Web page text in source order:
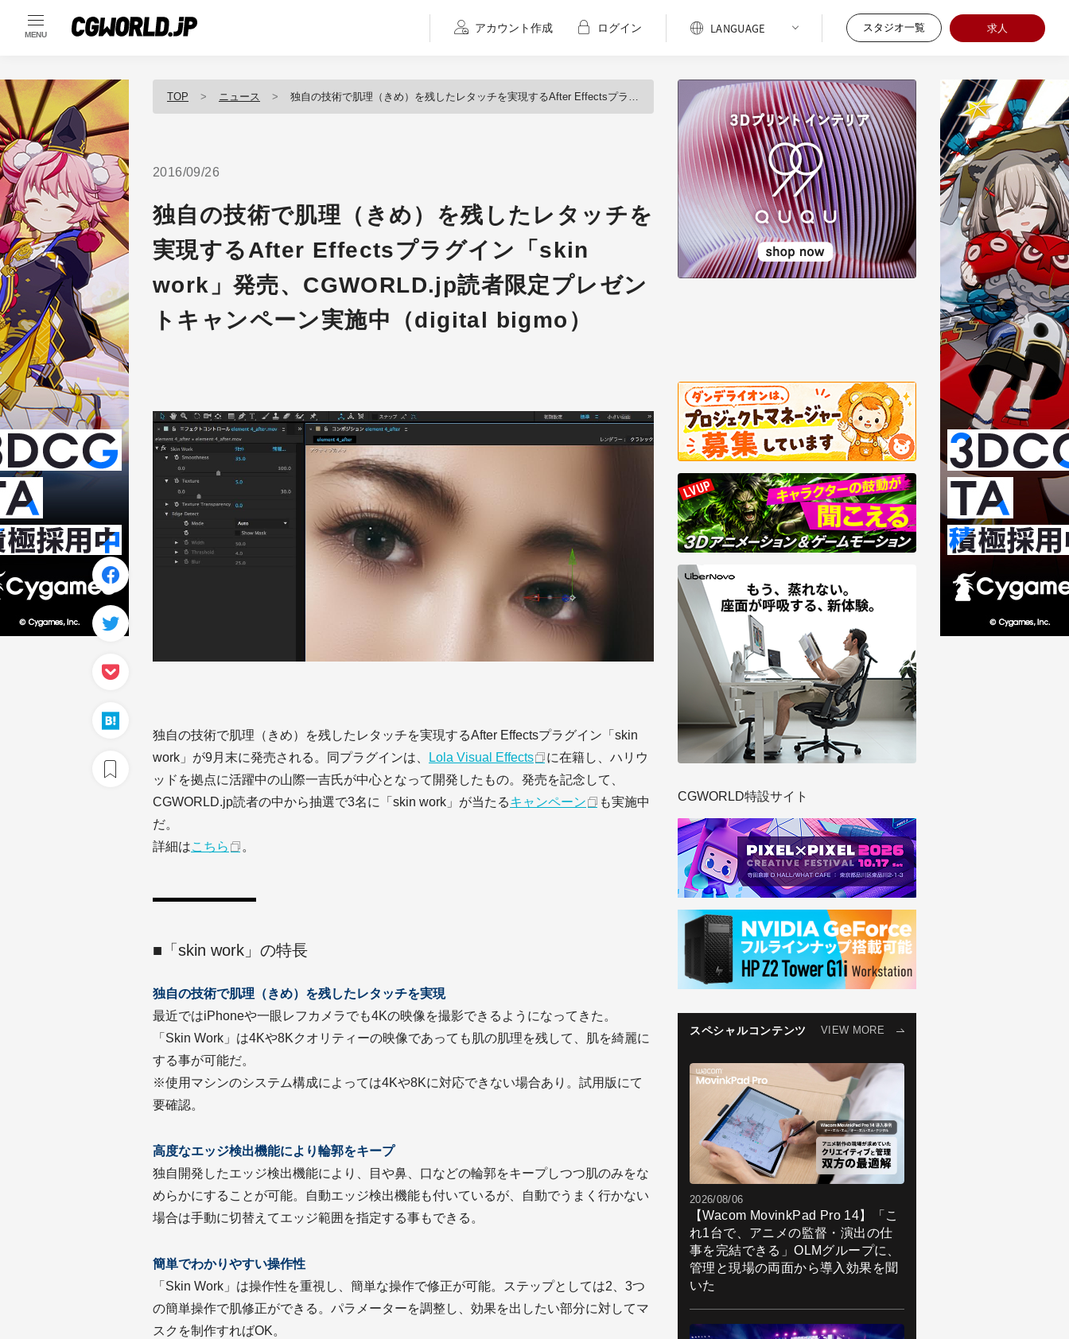
MENU
アカウント作成 ログイン スタジオ一覧 求人
TOP ニュース 独自の技術で肌理（きめ）を残したレタッチを実現するAfter Effectsプラグイン「skin work」発売、CGWORLD.jp読者限定プレゼントキャンペーン実施中（digital bigmo）
2016/09/26
独自の技術で肌理（きめ）を残したレタッチを
実現するAfter Effectsプラグイン「skin
work」発売、CGWORLD.jp読者限定プレゼン
トキャンペーン実施中（digital bigmo）
独自の技術で肌理（きめ）を残したレタッチを実現するAfter Effectsプラグイン「skin
work」が9月末に発売される。同プラグインは、
Lola Visual Effects
に在籍し、ハリウ
ッドを拠点に活躍中の山際一吉氏が中心となって開発したもの。発売を記念して、
CGWORLD.jp読者の中から抽選で3名に「skin work」が当たるキャンペーン
も実施中
だ。
詳細はこちら 。
■「skin work」の特長
独自の技術で肌理（きめ）を残したレタッチを実現
最近ではiPhoneや一眼レフカメラでも4Kの映像を撮影できるようになってきた。
「Skin Work」は4Kや8Kクオリティーの映像であっても肌の肌理を残して、肌を綺麗に
する事が可能だ。
※使用マシンのシステム構成によっては4Kや8Kに対応できない場合あり。試用版にて
要確認。
高度なエッジ検出機能により輪郭をキープ
独自開発したエッジ検出機能により、目や鼻、口などの輪郭をキープしつつ肌のみをな
めらかにすることが可能。自動エッジ検出機能も付いているが、自動でうまく行かない
場合は手動に切替えてエッジ範囲を指定する事もできる。
簡単でわかりやすい操作性
「Skin Work」は操作性を重視し、簡単な操作で修正が可能。ステップとしては2、3つ
の簡単操作で肌修正ができる。パラメーターを調整し、効果を出したい部分に対してマ
スクを制作すればOK。
CGWORLD特設サイト
スペシャルコンテンツ VIEW MORE
2026/08/06
【Wacom MovinkPad Pro 14】「こ
れ1台で、アニメの監督・演出の仕
事を完結できる」OLMグループに、
管理と現場の両面から導入効果を聞
いた